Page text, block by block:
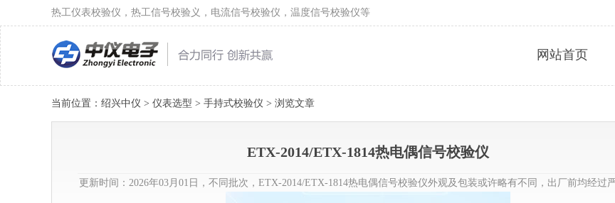
热工仪表校验仪，热工信号校验义，电流信号校验仪，温度信号校验仪等
网站首页
当前位置： 绍兴中仪 > 仪表选型 > 手持式校验仪 > 浏览文章
ETX-2014/ETX-1814热电偶信号校验仪
更新时间：2026年03月01日，不同批次，ETX-2014/ETX-1814热电偶信号校验仪外观及包装或许略有不同，出厂前均经过